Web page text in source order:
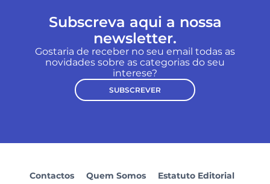
Subscreva aqui a nossa
newsletter.
Gostaria de receber no seu email todas as
novidades sobre as categorias do seu
interese?
SUBSCREVER
Contactos Quem Somos Estatuto Editorial